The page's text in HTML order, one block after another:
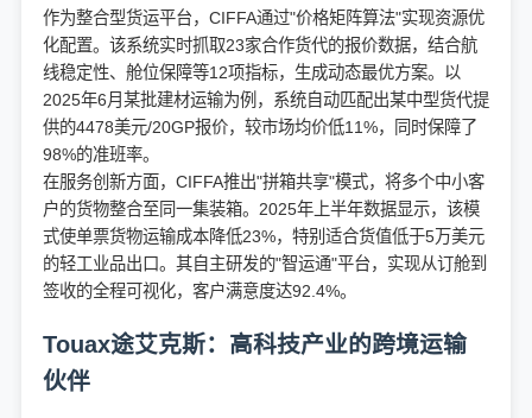
作为整合型货运平台，CIFFA通过"价格矩阵算法"实现资源优
化配置。该系统实时抓取23家合作货代的报价数据，结合航
线稳定性、舱位保障等12项指标，生成动态最优方案。以
2025年6月某批建材运输为例，系统自动匹配出某中型货代提
供的4478美元/20GP报价，较市场均价低11%，同时保障了
98%的准班率。
在服务创新方面，CIFFA推出"拼箱共享"模式，将多个中小客
户的货物整合至同一集装箱。2025年上半年数据显示，该模
式使单票货物运输成本降低23%，特别适合货值低于5万美元
的轻工业品出口。其自主研发的"智运通"平台，实现从订舱到
签收的全程可视化，客户满意度达92.4%。
Touax途艾克斯：高科技产业的跨境运输
伙伴